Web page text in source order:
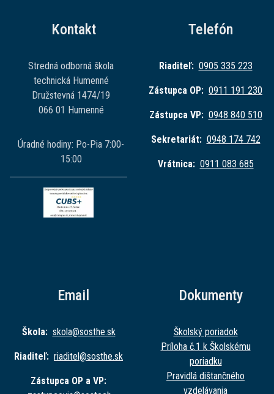
Kontakt
Stredná odborná škola
technická Humenné
Družstevná 1474/19
066 01 Humenné
Úradné hodiny: Po-Pia 7:00-
15:00
Telefón
Riaditeľ: 0905 335 223
Zástupca OP: 0911 191 230
Zástupca VP: 0948 840 510
Sekretariát: 0948 174 742
Vrátnica: 0911 083 685
Email
Škola: skola@sosthe.sk
Riaditeľ: riaditel@sosthe.sk
Zástupca OP a VP:
Dokumenty
Školský poriadok
Príloha č.1 k Školskému
poriadku
Pravidlá dištančného
vzdelávania